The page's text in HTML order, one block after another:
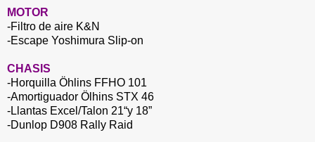
MOTOR
-Filtro de aire K&N
-Escape Yoshimura Slip-on
CHASIS
-Horquilla Öhlins FFHO 101
-Amortiguador Ölhins STX 46
-Llantas Excel/Talon 21“y 18”
-Dunlop D908 Rally Raid